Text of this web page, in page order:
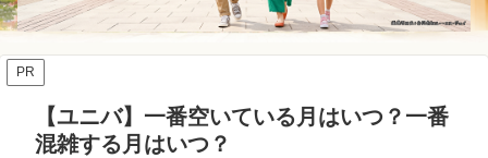
PR
【ユニバ】一番空いている月はいつ？一番
混雑する月はいつ？